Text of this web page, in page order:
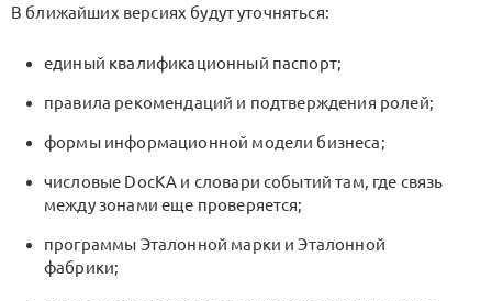
В ближайших версиях будут уточняться:
единый квалификационный паспорт;
правила рекомендаций и подтверждения ролей;
формы информационной модели бизнеса;
числовые DocKA и словари событий там, где связь
между зонами еще проверяется;
программы Эталонной марки и Эталонной
фабрики;